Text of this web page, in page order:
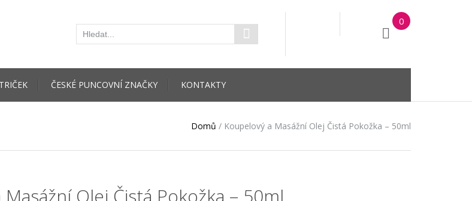
0
ČESKÉ PUNCOVNÍ ZNAČKY KONTAKTY
Domů / Koupelový a Masážní Olej Čistá Pokožka – 50ml
Olej Čistá Pokožka – 50ml